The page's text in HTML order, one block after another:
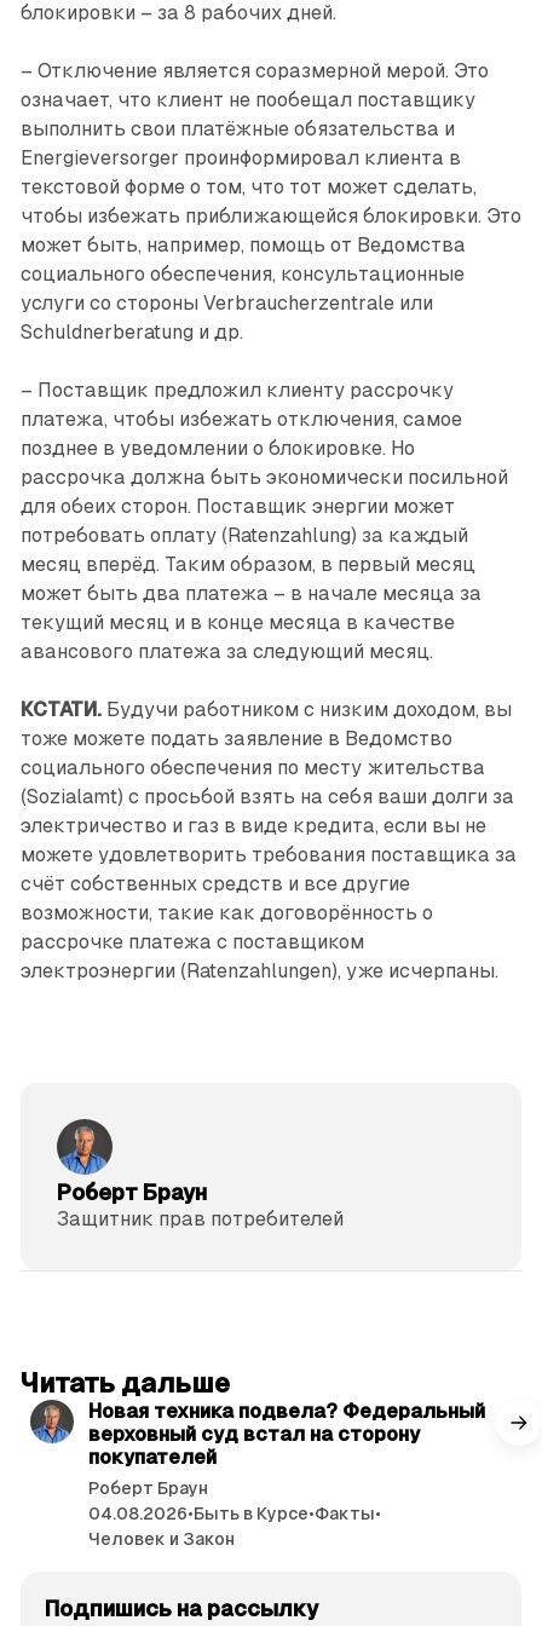
блокировки – за 8 рабочих дней.
– Отключение является соразмерной мерой. Это
означает, что клиент не пообещал поставщику
выполнить свои платёжные обязательства и
Energieversorger проинформировал клиента в
текстовой форме о том, что тот может сделать,
чтобы избежать приближающейся блокировки. Это
может быть, например, помощь от Ведомства
социального обеспечения, консультационные
услуги со стороны Verbraucherzentrale или
Schuldnerberatung и др.
– Поставщик предложил клиенту рассрочку
платежа, чтобы избежать отключения, самое
позднее в уведомлении о блокировке. Но
рассрочка должна быть экономически посильной
для обеих сторон. Поставщик энергии может
потребовать оплату (Ratenzahlung) за каждый
месяц вперёд. Таким образом, в первый месяц
может быть два платежа – в начале месяца за
текущий месяц и в конце месяца в качестве
авансового платежа за следующий месяц.
КСТАТИ.Будучи работником с низким доходом, вы
тоже можете подать заявление в Ведомство
социального обеспечения по месту жительства
(Sozialamt) с просьбой взять на себя ваши долги за
электричество и газ в виде кредита, если вы не
можете удовлетворить требования поставщика за
счёт собственных средств и все другие
возможности, такие как договорённость о
рассрочке платежа с поставщиком
электроэнергии (Ratenzahlungen), уже исчерпаны.
Роберт Браун
Защитник прав потре­бителей
Читать дальше
Новая техника подвела? Федеральный
верховный суд встал на сторону
покупателей
Роберт Браун
04.08.2026•Быть в Курсе•Факты•
Человек и Закон
Подпишись на рассылку